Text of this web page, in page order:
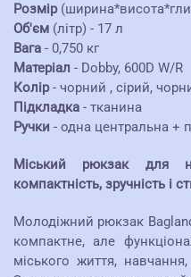
Розмір
Об'єм (літр) - 17 л
Вага - 0,750 кг
Матеріал - Dobby, 600D W/R
Колір- чорний , сірий,
Підкладка - тканина
Ручки - одна центральна +
Міський рюкзак для
компактність, зручність і
Молодіжний рюкзак
компактне, але
міського життя,